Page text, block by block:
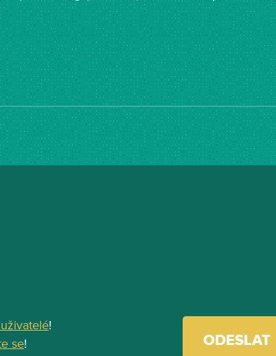
!
se! ODESLAT